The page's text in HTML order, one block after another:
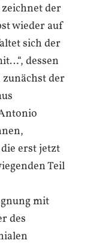
der
wieder auf
sich der
dessen
der
erst jetzt
Teil
mit
des